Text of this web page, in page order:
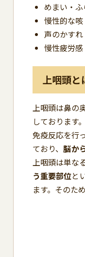
めまい・
慢性的な咳
声のかすれ
慢性疲労感
上咽頭と
上咽頭は鼻の
しております
免疫反応を行
ており、脳か
上咽頭は単な
う重要部位と
ます。そのた